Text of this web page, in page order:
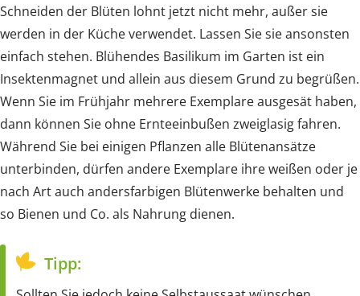
Schneiden der Blüten lohnt jetzt nicht mehr, außer sie
werden in der Küche verwendet. Lassen Sie sie ansonsten
einfach stehen. Blühendes Basilikum im Garten ist ein
Insektenmagnet und allein aus diesem Grund zu begrüßen.
Wenn Sie im Frühjahr mehrere Exemplare ausgesät haben,
dann können Sie ohne Ernteeinbußen zweiglasig fahren.
Während Sie bei einigen Pflanzen alle Blütenansätze
unterbinden, dürfen andere Exemplare ihre weißen oder je
nach Art auch andersfarbigen Blütenwerke behalten und
so Bienen und Co. als Nahrung dienen.
Tipp: